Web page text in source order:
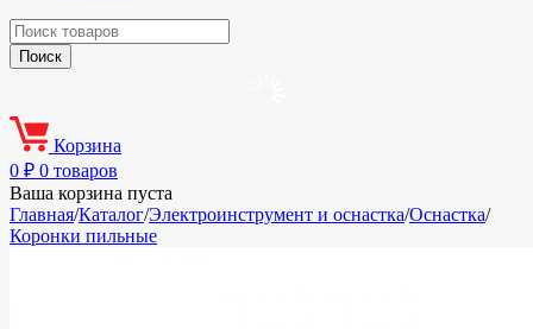
Корзина
0 ₽ 0 товаров
Ваша корзина пуста
Главная/Каталог/Электроинструмент и оснастка/Оснастка/
Коронки пильные